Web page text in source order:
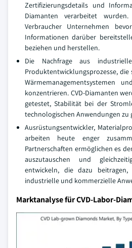
Zertifizierungsdetails und
Diamanten verarbeitet
Verbraucher Unternehmen
Informationen darüber
beziehen und herstellen.
Die Nachfrage aus
Produktentwicklungsprozesse, die
Wärmemanagementsystemen
konzentrieren. CVD-Diamanten
getestet, Stabilität bei der
technologischen Anwendungen zu
Ausrüstungsentwickler,
arbeiten heute enger
Partnerschaften ermöglichen es
auszutauschen und
entwickeln, die dazu beitragen,
industrielle und kommerzielle
Marktanalyse für CVD-Labor-